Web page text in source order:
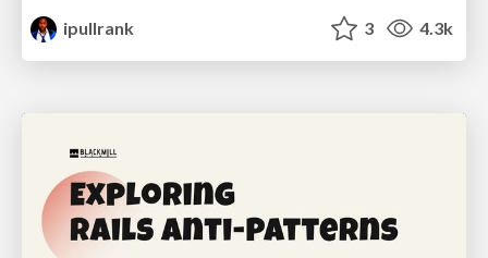
ipullrank
3 4.3k